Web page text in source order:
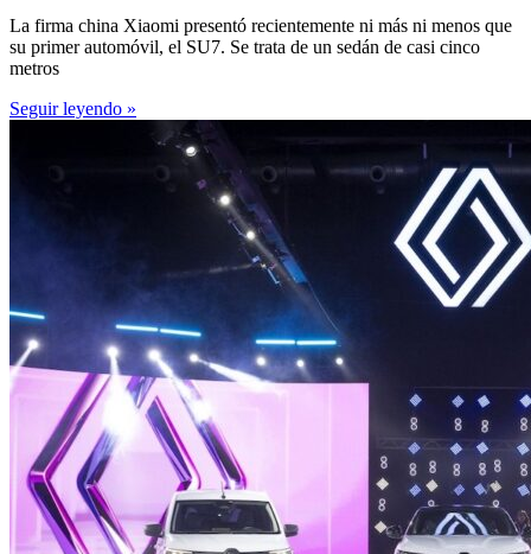
La firma china Xiaomi presentó recientemente ni más ni menos que
su primer automóvil, el SU7. Se trata de un sedán de casi cinco
metros
Seguir leyendo »